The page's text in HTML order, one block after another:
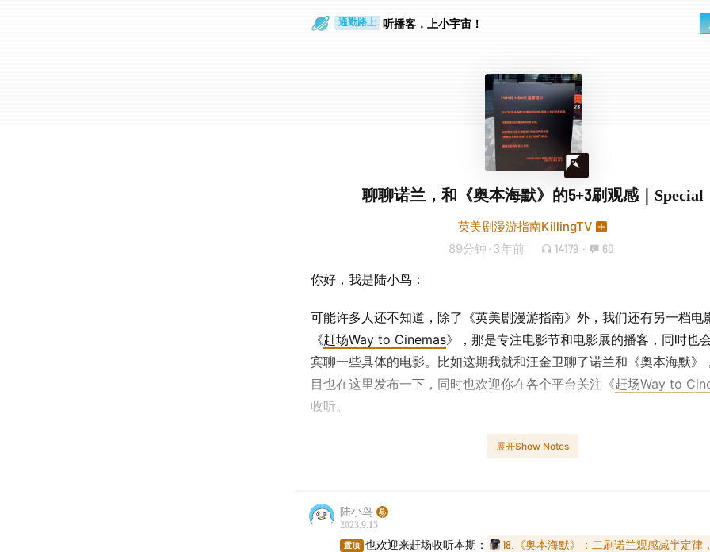
通勤路上 听播客，上小宇宙！
聊聊诺兰，和《奥本海默》的5+3刷观感｜Special
英美剧漫游指南KillingTV
89分钟 · 3年前 14179 · 60
你好，我是陆小鸟：
可能许多人还不知道，除了《英美剧漫游指南》外，我们还有另一档电
《赶场Way to Cinemas》，那是专注电影节和电影展的播客，同时也
宾聊一些具体的电影。比如这期我就和汪金卫聊了诺兰和《奥本海默》
目也在这里发布一下，同时也欢迎你在各个平台关注《赶场Way to
收听。
汪金卫在土耳其全球同步提前看了4遍《奥本海默》（完整版），并为
幕》写了一篇文章。回国后，他又去北京的电影博物馆的一代激光
展开Show Notes
陆小鸟
2023.9.15
置顶 也欢迎来赶场收听本期：
18.《奥本海默》：二刷诺兰观感减半定律